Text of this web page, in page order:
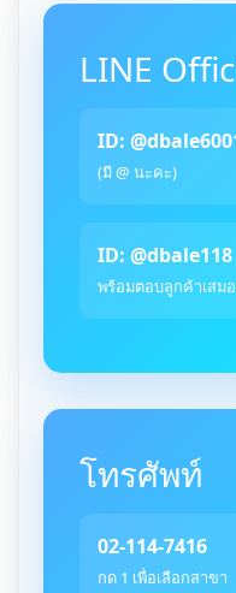
LINE
ID:
(มี @ นะคะ)
ID: @dbale118
พร้อมตอบลูกค้าเสม
โทรศัพท์
02-114-7416
กด 1 เพื่อเลือกสาขา